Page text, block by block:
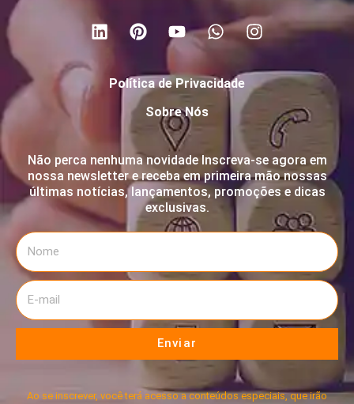
Política de Privacidade
Sobre Nós
Não perca nenhuma novidade Inscreva-se agora em
nossa newsletter e receba em primeira mão nossas
últimas notícias, lançamentos, promoções e dicas
exclusivas.
Enviar
Ao se inscrever, você terá acesso a conteúdos especiais, que irão